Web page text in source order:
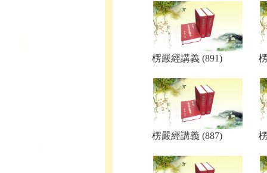
楞嚴經講義 (891)
楞嚴經講義 (887)